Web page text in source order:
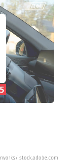
stock.adobe.com